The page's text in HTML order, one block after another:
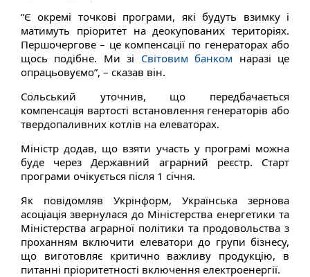
“Є окремі точкові програми, які будуть взимку і
матимуть пріоритет на деокупованих територіях.
Першочергове – це компенсації по генераторах або
щось подібне. Ми зі Світовим банком наразі це
опрацьовуємо”, – сказав він.
Сольський уточнив, що передбачається
компенсація вартості встановлення генераторів або
твердопаливних котлів на елеваторах.
Міністр додав, що взяти участь у програмі можна
буде через Державний аграрний реєстр. Старт
програми очікується після 1 січня.
Як повідомляв Укрінформ, Українська зернова
асоціація звернулася до Міністерства енергетики та
Міністерства аграрної політики та продовольства з
проханням включити елеватори до групи бізнесу,
що виготовляє критично важливу продукцію, в
питанні пріоритетності включення електроенергії.